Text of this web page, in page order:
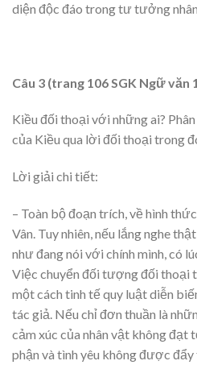
diện độc đáo trong tư tưởng
Câu 3 (trang 106 SGK Ngữ văn
Kiều đối thoại với những ai?
của Kiều qua lời đối thoại trong
Lời giải chi tiết:
– Toàn bộ đoạn trích, về hình
Vân. Tuy nhiên, nếu lắng nghe
như đang nói với chính mình, có
Việc chuyển đối tượng đối thoại
một cách tinh tế quy luật diễn
tác giả. Nếu chỉ đơn thuần là
cảm xúc của nhân vật không đạt
phận và tình yêu không được